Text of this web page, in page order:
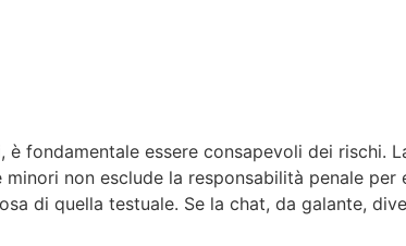
fondamentale essere consapevoli dei rischi.
non esclude la responsabilità penale per
di quella testuale. Se la chat, da galante,